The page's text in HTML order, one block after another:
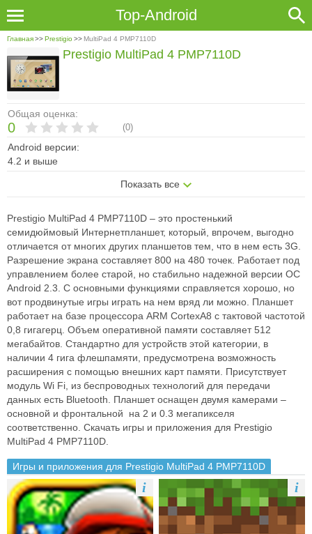
Top-Android
Главная>>Prestigio>> MultiPad 4 PMP7110D
Общая оценка:
0 (0)
Android версии:
4.2 и выше
Показать все
Prestigio MultiPad 4 PMP7110D
Prestigio MultiPad 4 PMP7110D – это простенький
семидюймовый Интернет­планшет, который, впрочем, выгодно
отличается от многих других планшетов тем, что в нем есть 3G.
Разрешение экрана составляет 800 на 480 точек. Работает под
управлением более старой, но стабильно надежной версии ОС
Android 2.3. С основными функциями справляется хорошо, но
вот продвинутые игры играть на нем вряд ли можно. Планшет
работает на базе процессора ARM Cortex­A8 с тактовой частотой
0,8 гигагерц. Объем оперативной памяти составляет 512
мегабайтов. Стандартно для устройств этой категории, в
наличии 4 гига флеш­памяти, предусмотрена возможность
расширения с помощью внешних карт памяти. Присутствует
модуль Wi Fi, из беспроводных технологий для передачи
данных есть Bluetooth. Планшет оснащен двумя камерами –
основной и фронтальной ­ на 2 и 0.3 мегапикселя
соответственно. Скачать игры и приложения для Prestigio
MultiPad 4 PMP7110D.
Игры и приложения для Prestigio MultiPad 4 PMP7110D
i i